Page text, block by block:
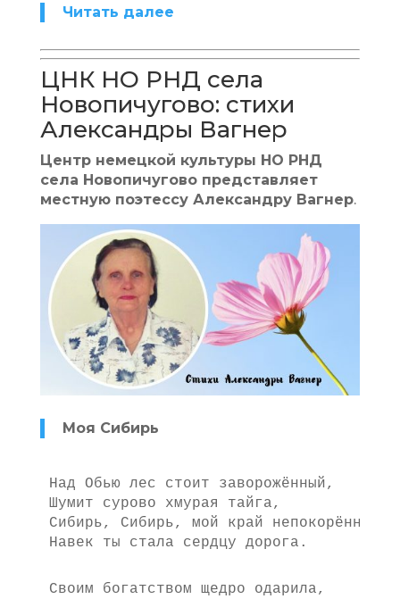
Читать далее
ЦНК НО РНД села
Новопичугово: стихи
Александры Вагнер
Центр немецкой культуры НО РНД
села Новопичугово представляет
местную поэтессу Александру Вагнер.
Моя Сибирь
Над Обью лес стоит заворожённый,
Шумит сурово хмурая тайга,
Сибирь, Сибирь, мой край непокорённый,
Навек ты стала сердцу дорога.
Своим богатством щедро одарила,